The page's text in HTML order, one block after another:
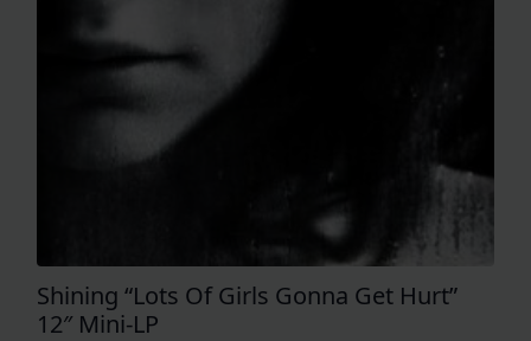
Shining “Lots Of Girls Gonna Get Hurt”
12″ Mini-LP